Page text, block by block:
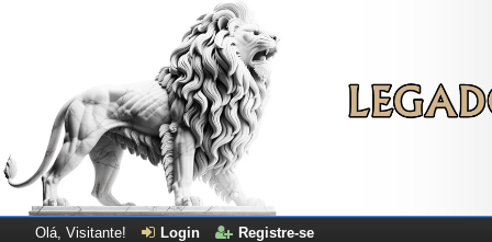
Olá, Visitante! Login Registre-se